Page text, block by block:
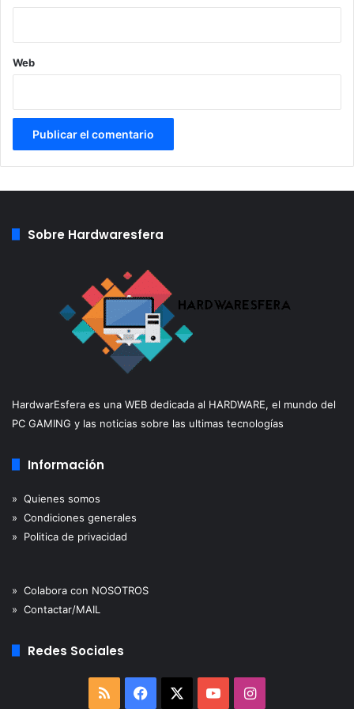
Web
Sobre Hardwaresfera
HardwarEsfera es una WEB dedicada al HARDWARE, el mundo del
PC GAMING y las noticias sobre las ultimas tecnologías
Información
» Quienes somos
» Condiciones generales
» Politica de privacidad
» Colabora con NOSOTROS
» Contactar/MAIL
Redes Sociales
RSS Facebook YouTubeInstagram